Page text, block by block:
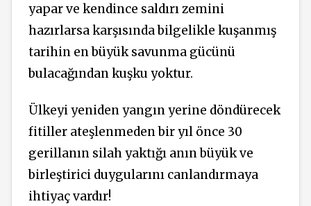
yapar ve kendince saldırı zemini
hazırlarsa karşısında bilgelikle kuşanmış
tarihin en büyük savunma gücünü
bulacağından kuşku yoktur.
Ülkeyi yeniden yangın yerine döndürecek
fitiller ateşlenmeden bir yıl önce 30
gerillanın silah yaktığı anın büyük ve
birleştirici duygularını canlandırmaya
ihtiyaç vardır!